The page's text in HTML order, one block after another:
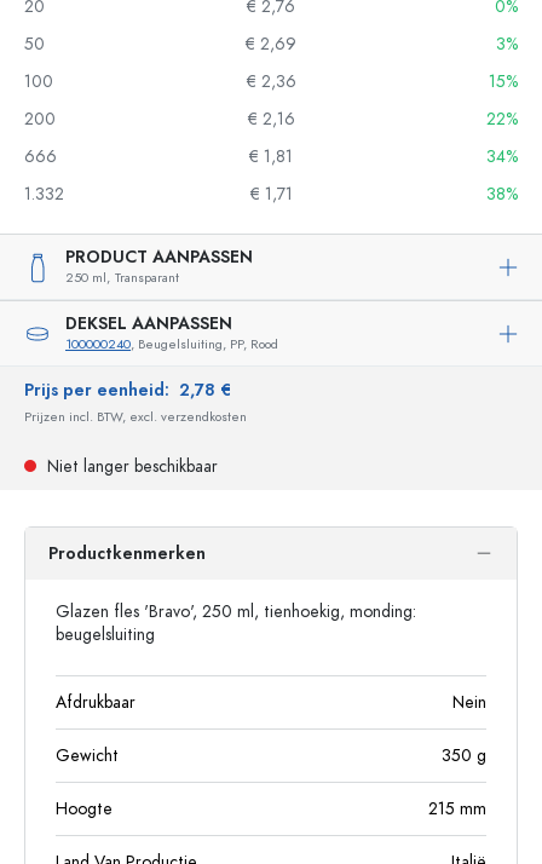
20
€ 2,76
0%
50
€ 2,69
3%
100
€ 2,36
15%
200
€ 2,16
22%
666
€ 1,81
34%
1.332
€ 1,71 38%
PRODUCT AANPASSEN
250 ml, Transparant
DEKSEL AANPASSEN
100000240, Beugelsluiting, PP, Rood
Prijs per eenheid: 2,78 €
Prijzen incl. BTW, excl. verzendkosten
Niet langer beschikbaar
Productkenmerken
Glazen fles 'Bravo', 250 ml, tienhoekig, monding:
beugelsluiting
Afdrukbaar Nein
Gewicht 350 g
Hoogte 215 mm